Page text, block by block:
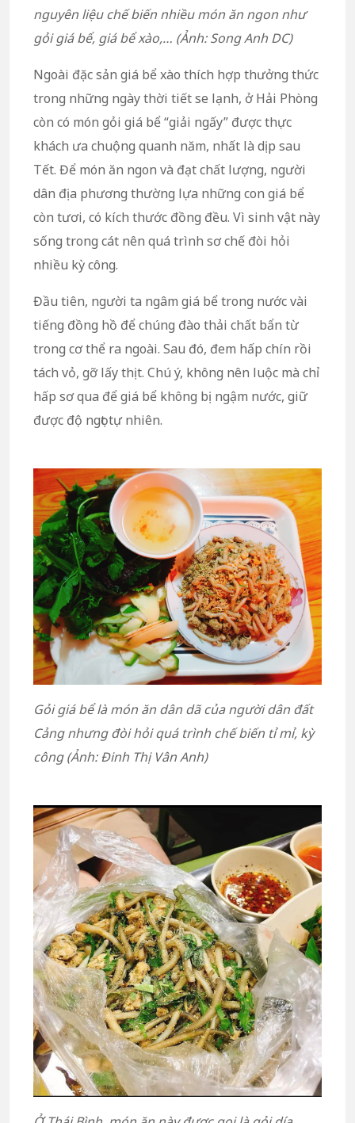
nguyên liệu chế biến nhiều món ăn ngon như
gỏi giá bể, giá bể xào,… (Ảnh: Song Anh DC)
Ngoài đặc sản giá bể xào thích hợp thưởng thức
trong những ngày thời tiết se lạnh, ở Hải Phòng
còn có món gỏi giá bể “giải ngấy” được thực
khách ưa chuộng quanh năm, nhất là dịp sau
Tết. Để món ăn ngon và đạt chất lượng, người
dân địa phương thường lựa những con giá bể
còn tươi, có kích thước đồng đều. Vì sinh vật này
sống trong cát nên quá trình sơ chế đòi hỏi
nhiều kỳ công.
Đầu tiên, người ta ngâm giá bể trong nước vài
tiếng đồng hồ để chúng đào thải chất bẩn từ
trong cơ thể ra ngoài. Sau đó, đem hấp chín rồi
tách vỏ, gỡ lấy thịt. Chú ý, không nên luộc mà chỉ
hấp sơ qua để giá bể không bị ngậm nước, giữ
được độ ngọt tự nhiên.
Gỏi giá bể là món ăn dân dã của người dân đất
Cảng nhưng đòi hỏi quá trình chế biến tỉ mỉ, kỳ
công (Ảnh: Đinh Thị Vân Anh)